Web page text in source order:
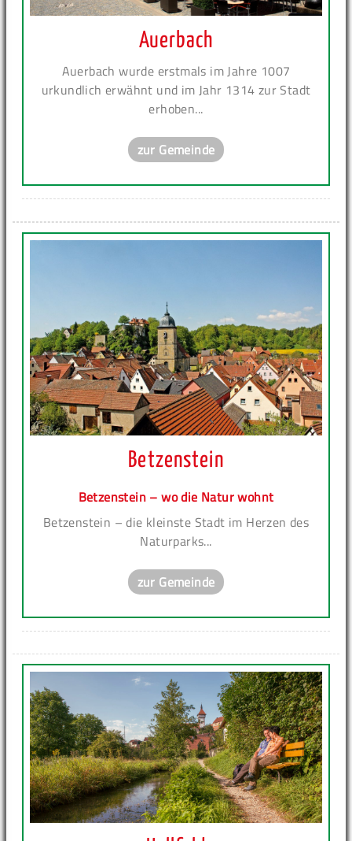
Auerbach
Auerbach wurde erstmals im Jahre 1007
urkundlich erwähnt und im Jahr 1314 zur Stadt
erhoben...
zur Gemeinde
Betzenstein
Betzenstein – wo die Natur wohnt
Betzenstein – die kleinste Stadt im Herzen des
Naturparks...
zur Gemeinde